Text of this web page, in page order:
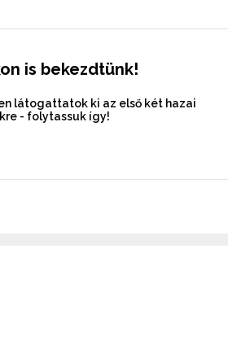
is bekezdtünk!
látogattatok ki az első két hazai
- folytassuk így!